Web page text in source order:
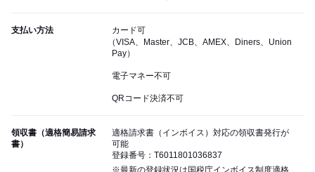
支払い方法
カード可
（VISA、Master、JCB、AMEX、Diners、Union
Pay）
電子マネー不可
QRコード決済不可
領収書（適格簡易請求
書）
適格請求書（インボイス）対応の領収書発行が
可能
登録番号：T6011801036837
※最新の登録状況は国税庁インボイス制度適格